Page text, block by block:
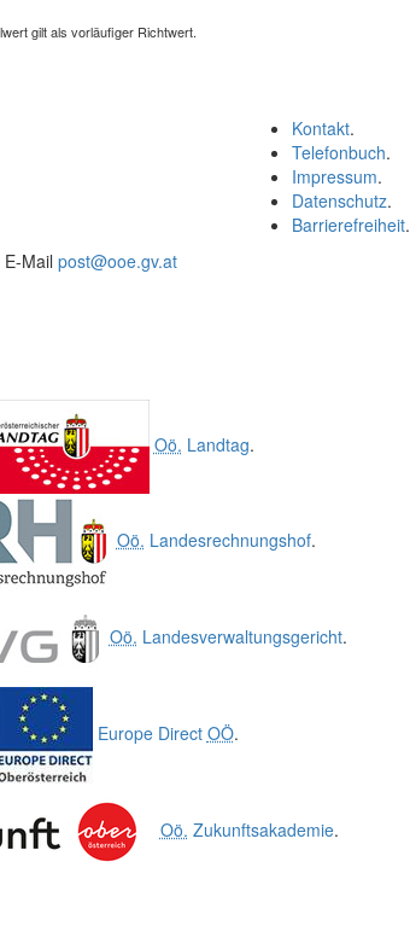
gilt als vorläufiger Richtwert.
Kontakt.
Telefonbuch.
Impressum.
Datenschutz.
Barrierefreiheit.
E-Mail post@ooe.gv.at
Oö. Landtag.
Oö. Landesrechnungshof.
Oö. Landesverwaltungsgericht.
Europe Direct OÖ.
Oö. Zukunftsakademie.